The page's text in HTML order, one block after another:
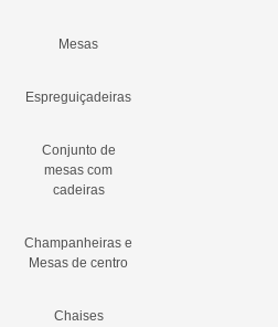
Mesas
Espreguiçadeiras
Conjunto de
mesas com
cadeiras
Champanheiras e
Mesas de centro
Chaises